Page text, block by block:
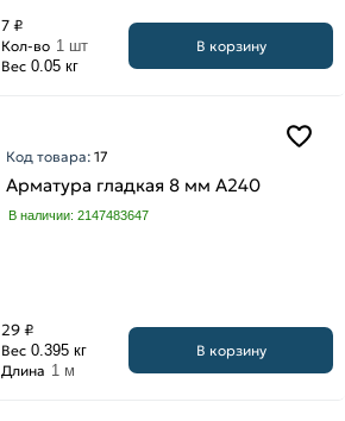
7 ₽
Кол-во 1 шт
Вес 0.05 кг
В корзину
Код товара:17
Арматура гладкая 8 мм A240
В наличии: 2147483647
29 ₽
Вес 0.395 кг
Длина 1 м
В корзину